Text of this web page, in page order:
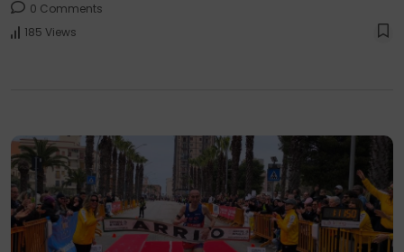
0 Comments
185 Views